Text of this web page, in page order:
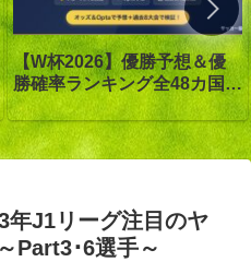
【W杯2026】優勝予想＆優
勝確率ランキング全48カ国｜
優勝は1番人気スペイン｜オ
ッズ答え合わせ【Opta検
証】
年J1リーグ注目のヤ
Part3･6選手～